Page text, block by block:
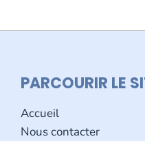
PARCOURIR LE
Accueil
Nous contacter